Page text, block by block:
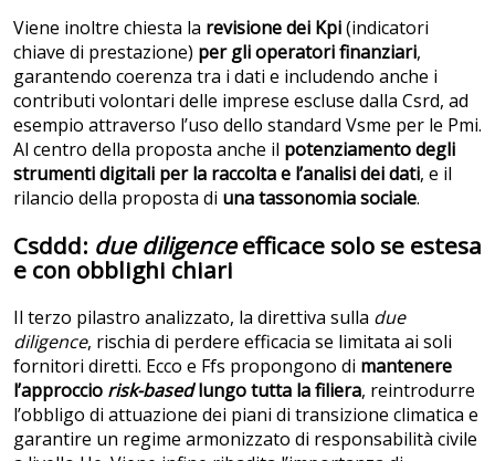
Viene inoltre chiesta la revisione dei Kpi(indicatori
chiave di prestazione) per gli operatori finanziari,
garantendo coerenza tra i dati e includendo anche i
contributi volontari delle imprese escluse dalla Csrd, ad
esempio attraverso l’uso dello standard Vsme per le Pmi.
Al centro della proposta anche il potenziamento degli
strumenti digitali per la raccolta e l’analisi dei dati, e il
rilancio della proposta di una tassonomia sociale.
Csddd: due diligenceefficace solo se estesa
e con obblighi chiari
Il terzo pilastro analizzato, la direttiva sulla due
diligence, rischia di perdere efficacia se limitata ai soli
fornitori diretti. Ecco e Ffs propongono di mantenere
l’approccio risk-basedlungo tutta la filiera, reintrodurre
l’obbligo di attuazione dei piani di transizione climatica e
garantire un regime armonizzato di responsabilità civile